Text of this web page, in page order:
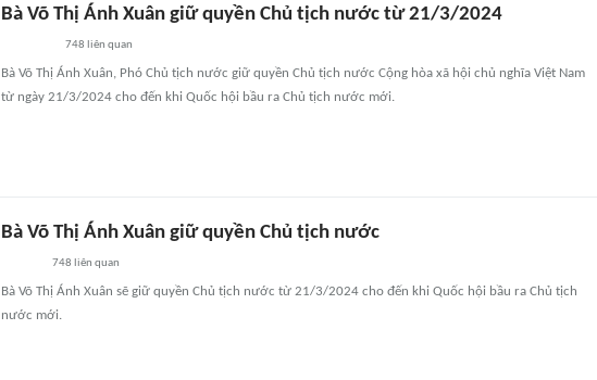
Bà Võ Thị Ánh Xuân giữ quyền Chủ tịch nước từ 21/3/2024
748 liên quan
Bà Võ Thị Ánh Xuân, Phó Chủ tịch nước giữ quyền Chủ tịch nước Cộng hòa xã hội chủ nghĩa Việt Nam
từ ngày 21/3/2024 cho đến khi Quốc hội bầu ra Chủ tịch nước mới.
Bà Võ Thị Ánh Xuân giữ quyền Chủ tịch nước
748 liên quan
Bà Võ Thị Ánh Xuân sẽ giữ quyền Chủ tịch nước từ 21/3/2024 cho đến khi Quốc hội bầu ra Chủ tịch
nước mới.